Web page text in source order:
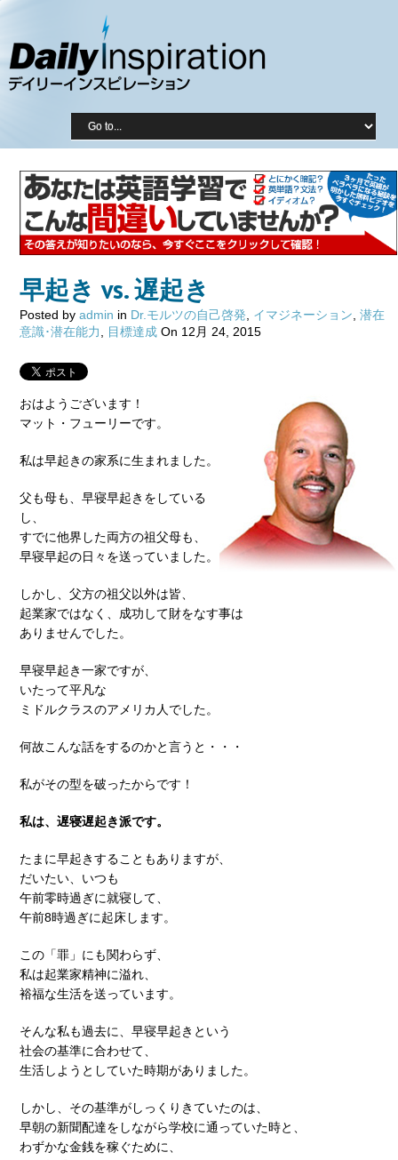
早起き vs. 遅起き
Posted by admin in Dr.モルツの自己啓発 イマジネーション 潜在
意識･潜在能力
目標達成 On 12月 24, 2015
おはようございます！
マット・フューリーです。
私は早起きの家系に生まれました。
父も母も、早寝早起きをしている
し、
すでに他界した両方の祖父母も、
早寝早起の日々を送っていました。
しかし、父方の祖父以外は皆、
起業家ではなく、成功して財をなす事は
ありませんでした。
早寝早起き一家ですが、
いたって平凡な
ミドルクラスのアメリカ人でした。
何故こんな話をするのかと言うと・・・
私がその型を破ったからです！
私は、遅寝遅起き派です。
たまに早起きすることもありますが、
だいたい、いつも
午前零時過ぎに就寝して、
午前8時過ぎに起床します。
この「罪」にも関わらず、
私は起業家精神に溢れ、
裕福な生活を送っています。
そんな私も過去に、早寝早起きという
社会の基準に合わせて、
生活しようとしていた時期がありました。
しかし、その基準がしっくりきていたのは、
早朝の新聞配達をしながら学校に通っていた時と、
わずかな金銭を稼ぐために、